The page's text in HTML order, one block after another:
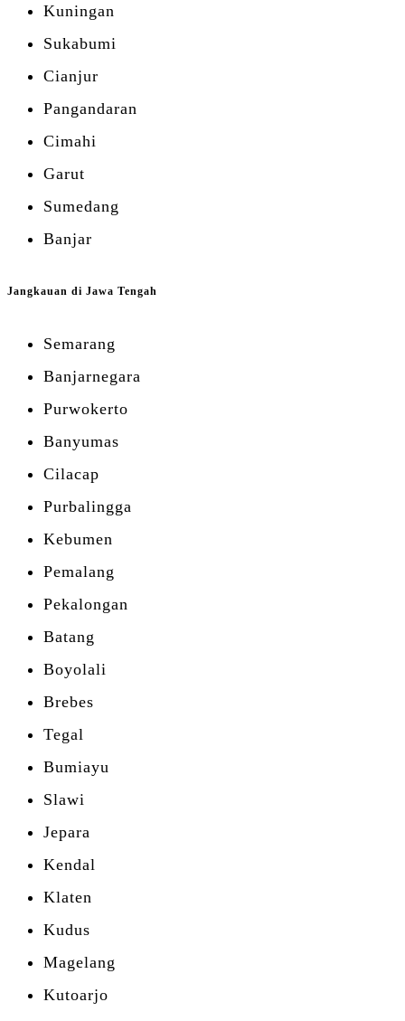
Kuningan
Sukabumi
Cianjur
Pangandaran
Cimahi
Garut
Sumedang
Banjar
Jangkauan di Jawa Tengah
Semarang
Banjarnegara
Purwokerto
Banyumas
Cilacap
Purbalingga
Kebumen
Pemalang
Pekalongan
Batang
Boyolali
Brebes
Tegal
Bumiayu
Slawi
Jepara
Kendal
Klaten
Kudus
Magelang
Kutoarjo